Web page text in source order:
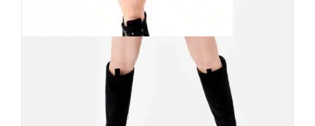
Restyle Minikleid Wilderwood